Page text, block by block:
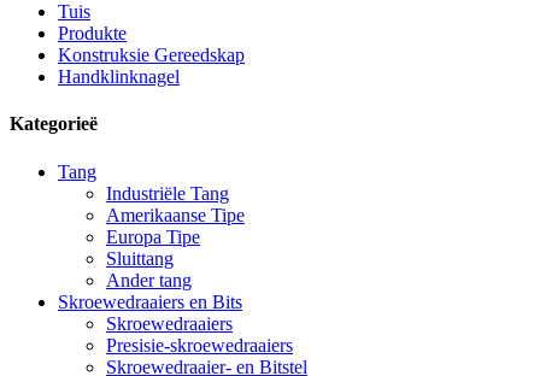
Tuis
Produkte
Konstruksie Gereedskap
Handklinknagel
Kategorieë
Tang
Industriële Tang
Amerikaanse Tipe
Europa Tipe
Sluittang
Ander tang
Skroewedraaiers en Bits
Skroewedraaiers
Presisie-skroewedraaiers
Skroewedraaier- en Bitstel